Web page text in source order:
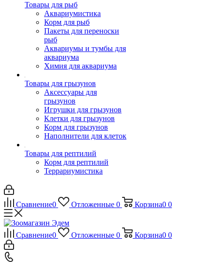
Товары для рыб
Аквариумистика
Корм для рыб
Пакеты для переноски
рыб
Аквариумы и тумбы для
аквариума
Химия для аквариума
Товары для грызунов
Аксессуары для
грызунов
Игрушки для грызунов
Клетки для грызунов
Корм для грызунов
Наполнители для клеток
Товары для рептилий
Корм для рептилий
Террариумистика
Сравнение0 Отложенные 0 Корзина0 0
Сравнение0 Отложенные 0 Корзина0 0